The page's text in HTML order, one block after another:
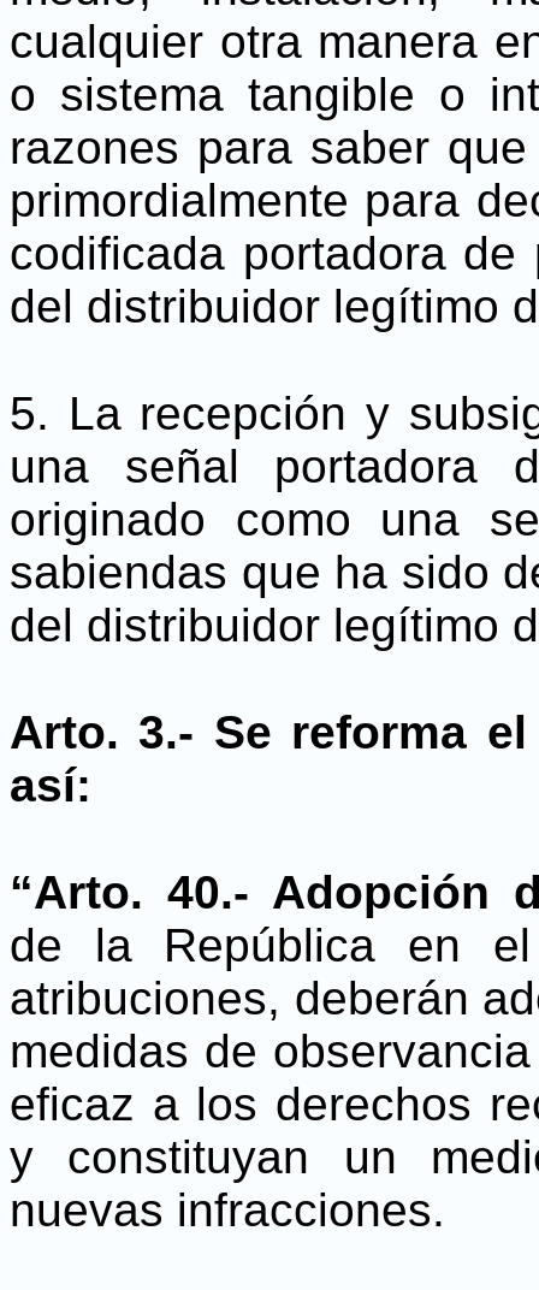
cualquier otra manera
o sistema tangible o
razones para saber
primordialmente para
codificada portadora
del distribuidor legítimo
5. La recepción y
una señal portadora
originado como una
sabiendas que ha sido
del distribuidor legítimo
Arto. 3.- Se reforma
así:
“Arto. 40.- Adopción
de la República en
atribuciones, deberán
medidas de
eficaz a los derechos
y constituyan un
nuevas infracciones.